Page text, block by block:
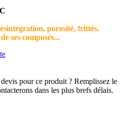
porosité, frittés,
ses composés...
pour ce produit ? Remplissez le
dans les plus brefs délais.